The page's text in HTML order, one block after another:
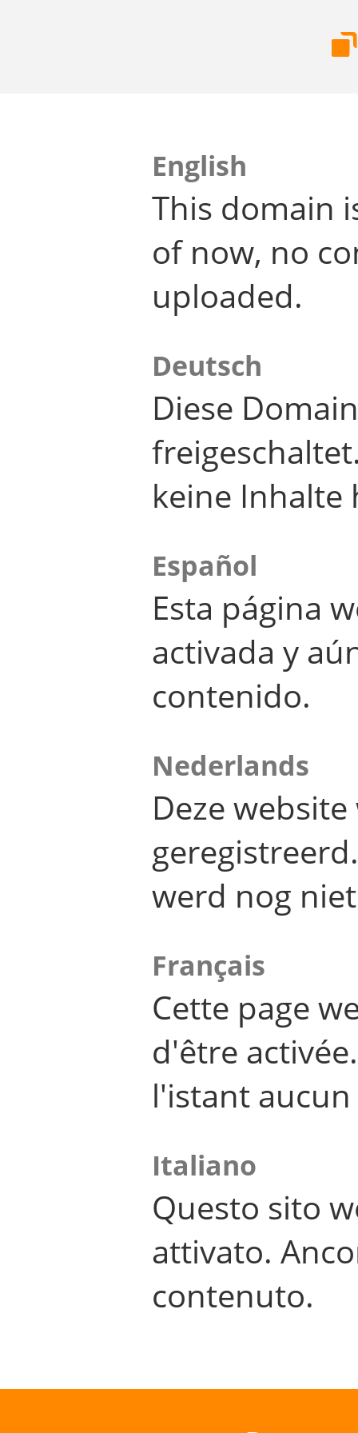
English
This domain
of now, no
uploaded.
Deutsch
Diese
keine Inhalte
Español
Esta página
activada y
contenido.
Nederlands
Deze
werd nog
Français
Cette page
d'être
l'istant
Italiano
Questo sito
attivato.
contenuto.